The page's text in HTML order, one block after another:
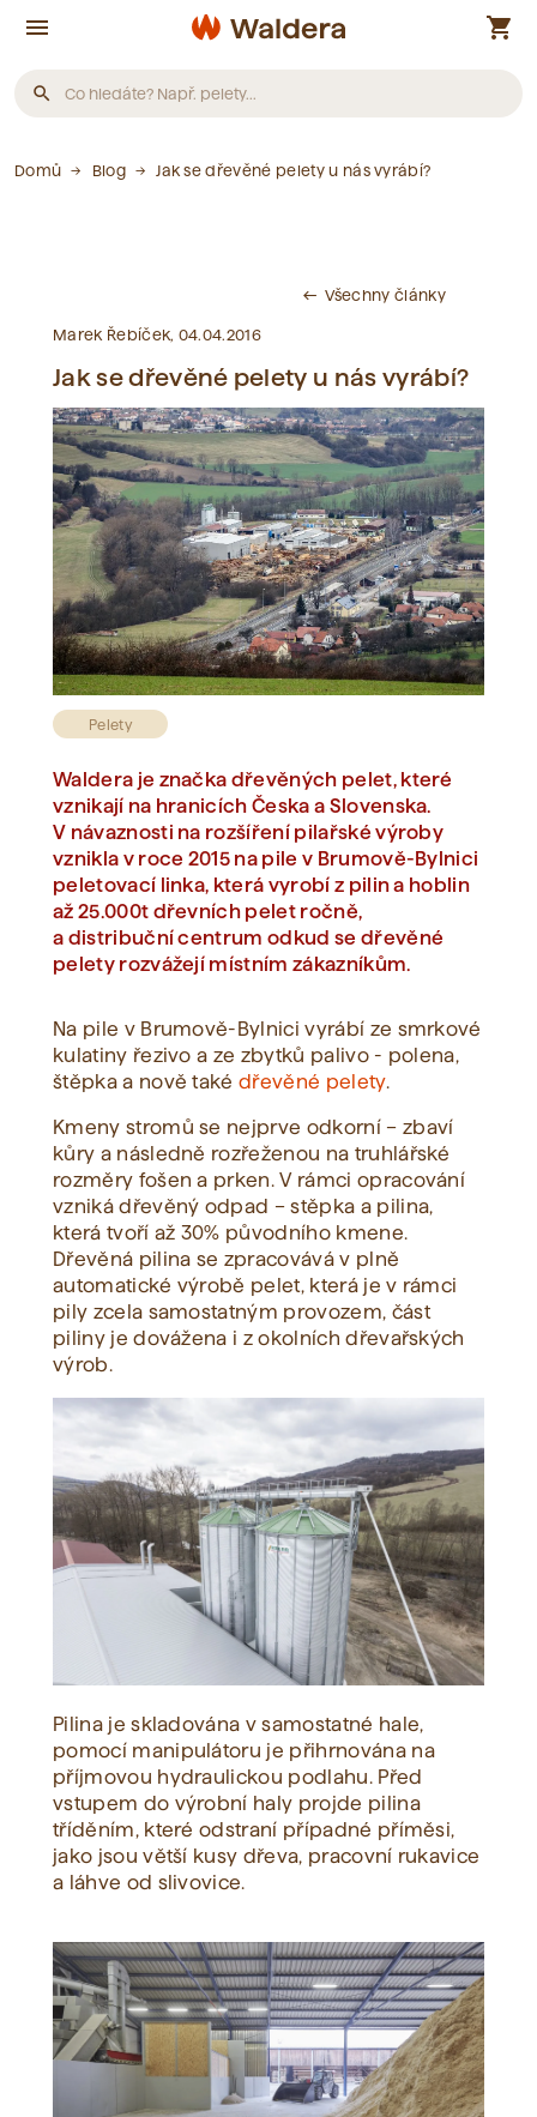
menu shopping_cart
search
Produkty
Nebyly nalezeny žádné články.
Slovník pojmů
Nebyly nalezeny žádné pojmy.
Zobrazit vše
Domů Blog Jak se dřevěné pelety u nás vyrábí?
west Všechny články
Marek Řebíček, 04.04.2016
Jak se dřevěné pelety u nás vyrábí?
Pelety
Waldera je značka dřevěných pelet, které
vznikají na hranicích Česka a Slovenska.
V návaznosti na rozšíření pilařské výroby
vznikla v roce 2015 na pile v Brumově-Bylnici
peletovací linka, která vyrobí z pilin a hoblin
až 25.000t dřevních pelet ročně,
a distribuční centrum odkud se dřevěné
pelety rozvážejí místním zákazníkům.
Na pile v Brumově-Bylnici vyrábí ze smrkové
kulatiny řezivo a ze zbytků palivo - polena,
štěpka a nově takédřevěné pelety.
Kmeny stromů se nejprve odkorní – zbaví
kůry a následně rozřeženou na truhlářské
rozměry fošen a prken. V rámci opracování
vzniká dřevěný odpad – stěpka a pilina,
která tvoří až 30% původního kmene.
Dřevěná pilina se zpracovává v plně
automatické výrobě pelet, která je v rámci
pily zcela samostatným provozem, část
piliny je dovážena i z okolních dřevařských
výrob.
Pilina je skladována v samostatné hale,
pomocí manipulátoru je přihrnována na
příjmovou hydraulickou podlahu. Před
vstupem do výrobní haly projde pilina
tříděním, které odstraní případné příměsi,
jako jsou větší kusy dřeva, pracovní rukavice
a láhve od slivovice.